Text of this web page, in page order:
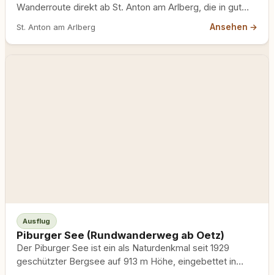
Wanderroute direkt ab St. Anton am Arlberg, die in gut
St. Anton am Arlberg Ansehen →
Ausflug
Piburger See (Rundwanderweg ab Oetz)
Der Piburger See ist ein als Naturdenkmal seit 1929
geschützter Bergsee auf 913 m Höhe, eingebettet in